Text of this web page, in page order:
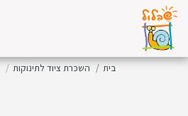
בית השכרת ציוד לתינוקות